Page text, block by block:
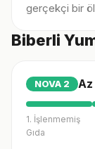
gerçekçi bir
Biberli
NOVA 2
1. İşlenmemiş
Gıda